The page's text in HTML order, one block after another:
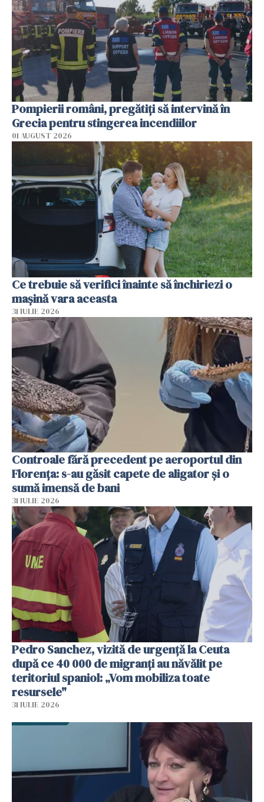
Pompierii români, pregătiţi să intervină în
Grecia pentru stingerea incendiilor
01 AUGUST 2026
Ce trebuie să verifici înainte să închiriezi o
mașină vara aceasta
31 IULIE 2026
Controale fără precedent pe aeroportul din
Florența: s-au găsit capete de aligator și o
sumă imensă de bani
31 IULIE 2026
Pedro Sanchez, vizită de urgență la Ceuta
după ce 40 000 de migranți au năvălit pe
teritoriul spaniol: „Vom mobiliza toate
resursele"
31 IULIE 2026